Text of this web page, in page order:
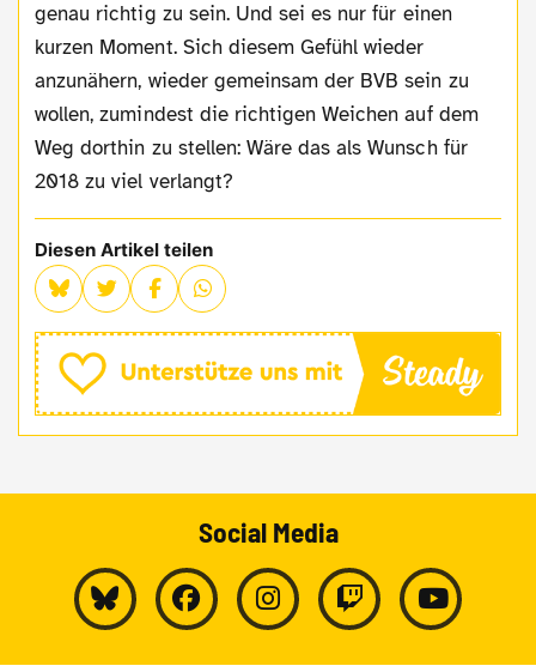
genau richtig zu sein. Und sei es nur für einen
kurzen Moment. Sich diesem Gefühl wieder
anzunähern, wieder gemeinsam der BVB sein zu
wollen, zumindest die richtigen Weichen auf dem
Weg dorthin zu stellen: Wäre das als Wunsch für
2018 zu viel verlangt?
Diesen Artikel teilen
Social Media